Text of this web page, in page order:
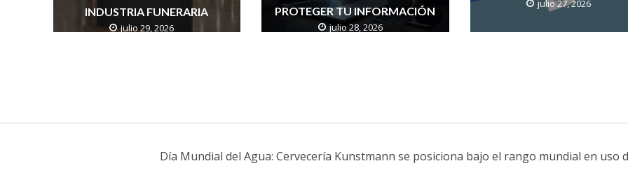
INDUSTRIA FUNERARIA
julio 29, 2026
PROTEGER TU INFORMACIÓN
julio 28, 2026
julio 27, 2026
Día Mundial del Agua: Cervecería Kunstmann se posiciona bajo el rango mundial en uso